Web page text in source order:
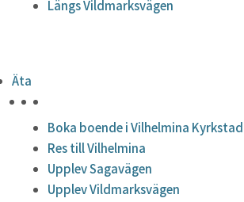
Längs Vildmarksvägen
Äta
Boka boende i Vilhelmina Kyrkstad
Res till Vilhelmina
Upplev Sagavägen
Upplev Vildmarksvägen